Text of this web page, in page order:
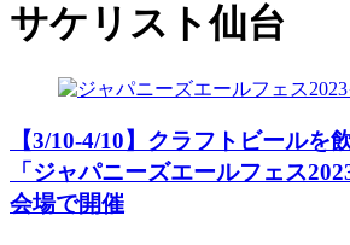
サケリスト仙台
【3/10-4/10】クラフトビールを
「ジャパニーズエールフェス
会場で開催